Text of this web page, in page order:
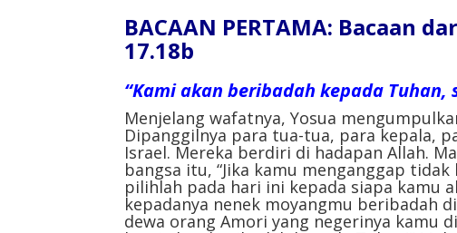
BACAAN PERTAMA: Bacaan
17.18b
“Kami akan beribadah kepada
Menjelang wafatnya, Yosua
Dipanggilnya para tua-tua, para kepala,
Israel. Mereka berdiri di hadapan Allah.
bangsa itu, “Jika kamu menganggap
pilihlah pada hari ini kepada siapa kamu
kepadanya nenek moyangmu beribadah
dewa orang Amori yang negerinya kamu